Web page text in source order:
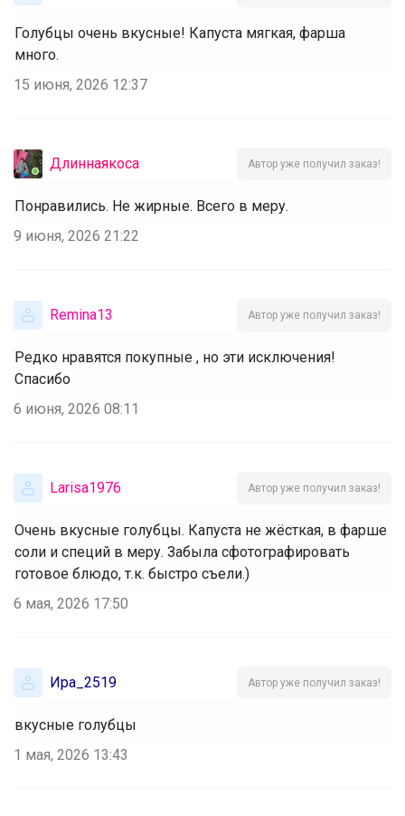
Голубцы очень вкусные! Капуста мягкая, фарша
много.
15 июня, 2026 12:37
Длиннаякоса Автор уже получил заказ!
Понравились. Не жирные. Всего в меру.
9 июня, 2026 21:22
Remina13 Автор уже получил заказ!
Редко нравятся покупные , но эти исключения!
Спасибо
6 июня, 2026 08:11
Larisa1976 Автор уже получил заказ!
Очень вкусные голубцы. Капуста не жёсткая, в фарше
соли и специй в меру. Забыла сфотографировать
готовое блюдо, т.к. быстро съели.)
6 мая, 2026 17:50
Ира_2519 Автор уже получил заказ!
вкусные голубцы
1 мая, 2026 13:43